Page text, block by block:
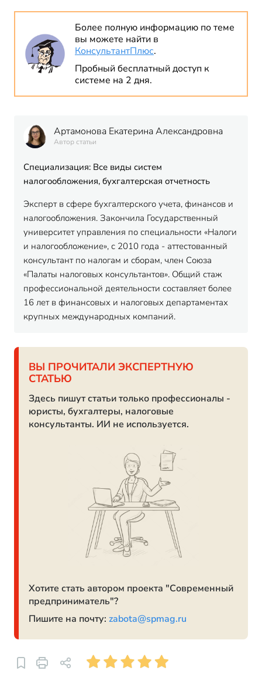
Более полную информацию по теме
вы можете найти в
КонсультантПлюс.
Пробный бесплатный доступ к
системе на 2 дня.
Артамонова Екатерина Александровна
Автор статьи
Специализация: Все виды систем
налогообложения, бухгалтерская отчетность
Эксперт в сфере бухгалтерского учета, финансов и
налогообложения. Закончила Государственный
университет управления по специальности «Налоги
и налогообложение», с 2010 года - аттестованный
консультант по налогам и сборам, член Союза
«Палаты налоговых консультантов». Общий стаж
профессиональной деятельности составляет более
16 лет в финансовых и налоговых департаментах
крупных международных компаний.
ВЫ ПРОЧИТАЛИ ЭКСПЕРТНУЮ
СТАТЬЮ
Здесь пишут статьи только профессионалы -
юристы, бухгалтеры, налоговые
консультанты. ИИ не используется.
Хотите стать автором проекта "Современный
предприниматель"?
Пишите на почту: zabota@spmag.ru